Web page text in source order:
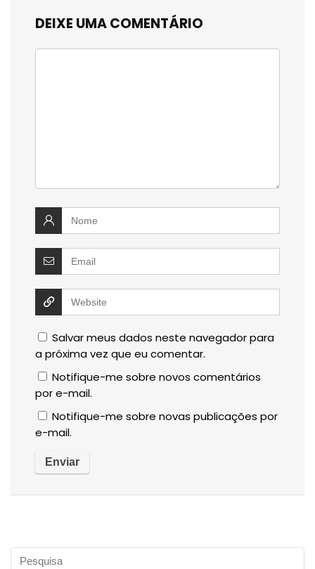
DEIXE UMA COMENTÁRIO
Salvar meus dados neste navegador para
a próxima vez que eu comentar.
Notifique-me sobre novos comentários
por e-mail.
Notifique-me sobre novas publicações por
e-mail.